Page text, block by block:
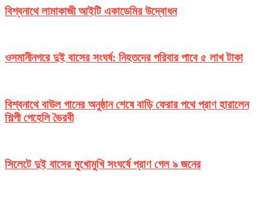
বিশ্বনাথে লামাকাজী আইটি একাডেমির উদ্বোধন
ওসমানীনগরে দুই বাসের সংঘর্ষ: নিহতদের পরিবার পাবে ৫ লাখ টাকা
বিশ্বনাথে বাউল গানের অনুষ্ঠান শেষে বাড়ি ফেরার পথে প্রাণ হারালেন
শিল্পী পেহেলি ভৈরবী
সিলেটে দুই বাসের মুখোমুখি সংঘর্ষে প্রাণ গেল ৯ জনের